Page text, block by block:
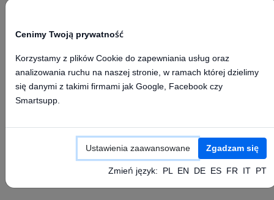
Skonfiguruj swoje urządzenie GPS zgodnie z
instrukcją producenta ustawiając powyższe
wartości APN, Serwer oraz Port.
Cenimy Twoją prywatność
Korzystamy z plików Cookie do zapewniania usług oraz
analizowania ruchu na naszej stronie, w ramach której dzielimy
się danymi z takimi firmami jak Google, Facebook czy
Smartsupp.
Ustawienia zaawansowane Zgadzam się
Zmień język: PL EN DE ES FR IT PT